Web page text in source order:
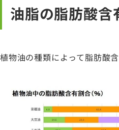
油脂の脂肪酸含
植物油の種類によって脂肪酸